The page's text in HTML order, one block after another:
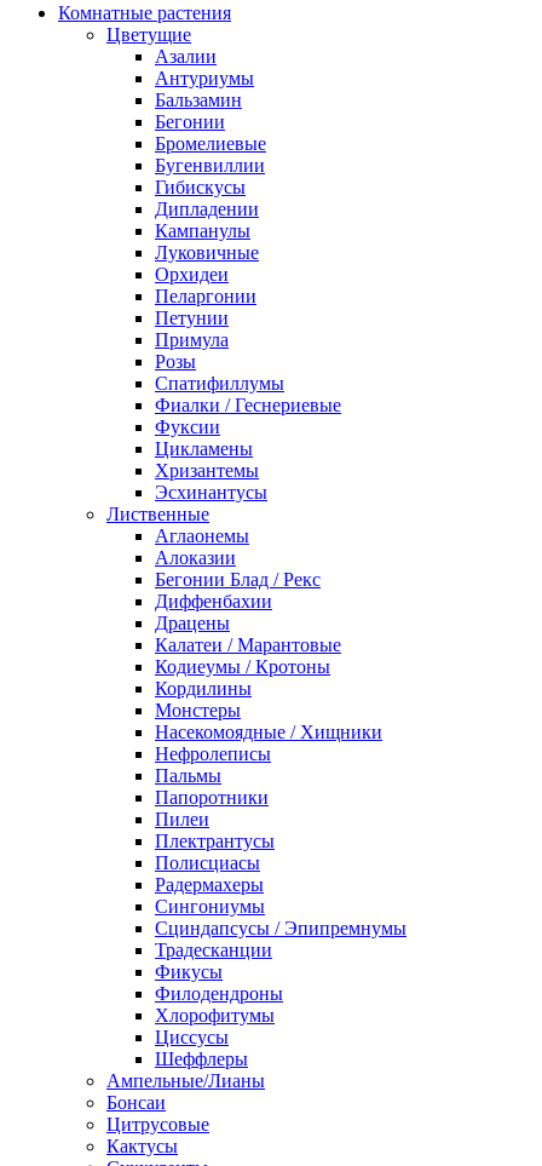
Комнатные растения
Цветущие
Азалии
Антуриумы
Бальзамин
Бегонии
Бромелиевые
Бугенвиллии
Гибискусы
Дипладении
Кампанулы
Луковичные
Орхидеи
Пеларгонии
Петунии
Примула
Розы
Спатифиллумы
Фиалки / Геснериевые
Фуксии
Цикламены
Хризантемы
Эсхинантусы
Лиственные
Аглаонемы
Алоказии
Бегонии Блад / Рекс
Диффенбахии
Драцены
Калатеи / Марантовые
Кодиеумы / Кротоны
Кордилины
Монстеры
Насекомоядные / Хищники
Нефролеписы
Пальмы
Папоротники
Пилеи
Плектрантусы
Полисциасы
Радермахеры
Сингониумы
Сциндапсусы / Эпипремнумы
Традесканции
Фикусы
Филодендроны
Хлорофитумы
Циссусы
Шеффлеры
Ампельные/Лианы
Бонсаи
Цитрусовые
Кактусы